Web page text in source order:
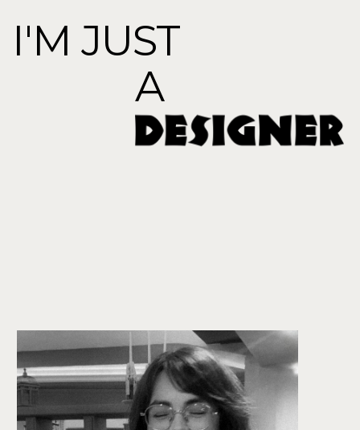
приветПривет! Я Яна — графический дизайнер
и иллюстратор из Екатеринбурга, в профессии с 2014 года.
Родилась в Воткинске, в большой город переехала в 2017.
Занимаюсь разработкой дизайна для диджитал, упаковки,
полиграфии и веба, также рисую иллюстрации.
Сотрудничала как с федеральными заказчиками (МТС), так
и с локальными брендами (Сушкоф, Жизньмарт).